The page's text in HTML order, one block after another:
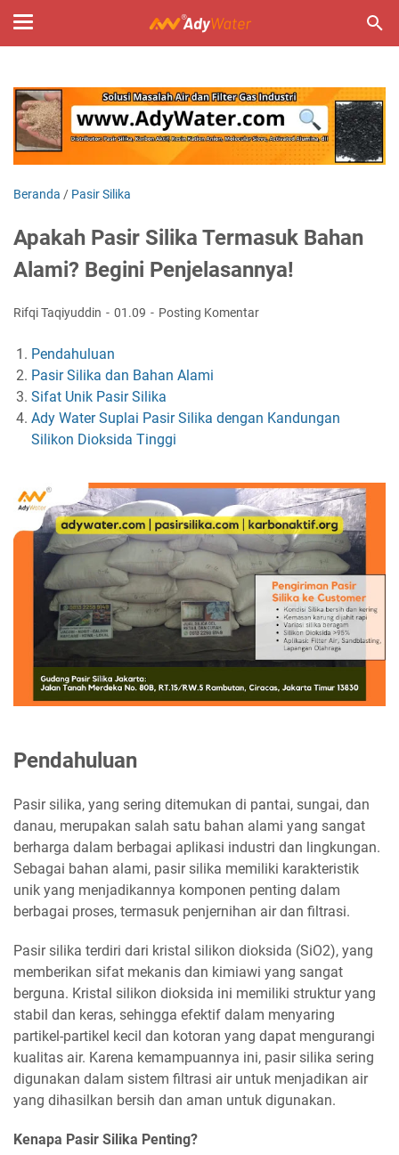
Beranda / Pasir Silika
Apakah Pasir Silika Termasuk Bahan
Alami? Begini Penjelasannya!
Rifqi Taqiyuddin 01.09 Posting Komentar
Pendahuluan
Pasir Silika dan Bahan Alami
Sifat Unik Pasir Silika
Ady Water Suplai Pasir Silika dengan Kandungan
Silikon Dioksida Tinggi
Pendahuluan
Pasir silika, yang sering ditemukan di pantai, sungai, dan
danau, merupakan salah satu bahan alami yang sangat
berharga dalam berbagai aplikasi industri dan lingkungan.
Sebagai bahan alami, pasir silika memiliki karakteristik
unik yang menjadikannya komponen penting dalam
berbagai proses, termasuk penjernihan air dan filtrasi.
Pasir silika terdiri dari kristal silikon dioksida (SiO2), yang
memberikan sifat mekanis dan kimiawi yang sangat
berguna. Kristal silikon dioksida ini memiliki struktur yang
stabil dan keras, sehingga efektif dalam menyaring
partikel-partikel kecil dan kotoran yang dapat mengurangi
kualitas air. Karena kemampuannya ini, pasir silika sering
digunakan dalam sistem filtrasi air untuk menjadikan air
yang dihasilkan bersih dan aman untuk digunakan.
Kenapa Pasir Silika Penting?